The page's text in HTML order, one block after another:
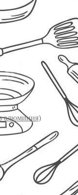
алюминия)